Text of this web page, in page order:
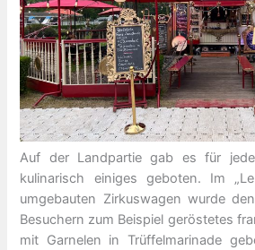
Auf der Landpartie gab es für
kulinarisch einiges geboten. Im
umgebauten Zirkuswagen wurde
Besuchern zum Beispiel geröstetes
mit Garnelen in Trüffelmarinade